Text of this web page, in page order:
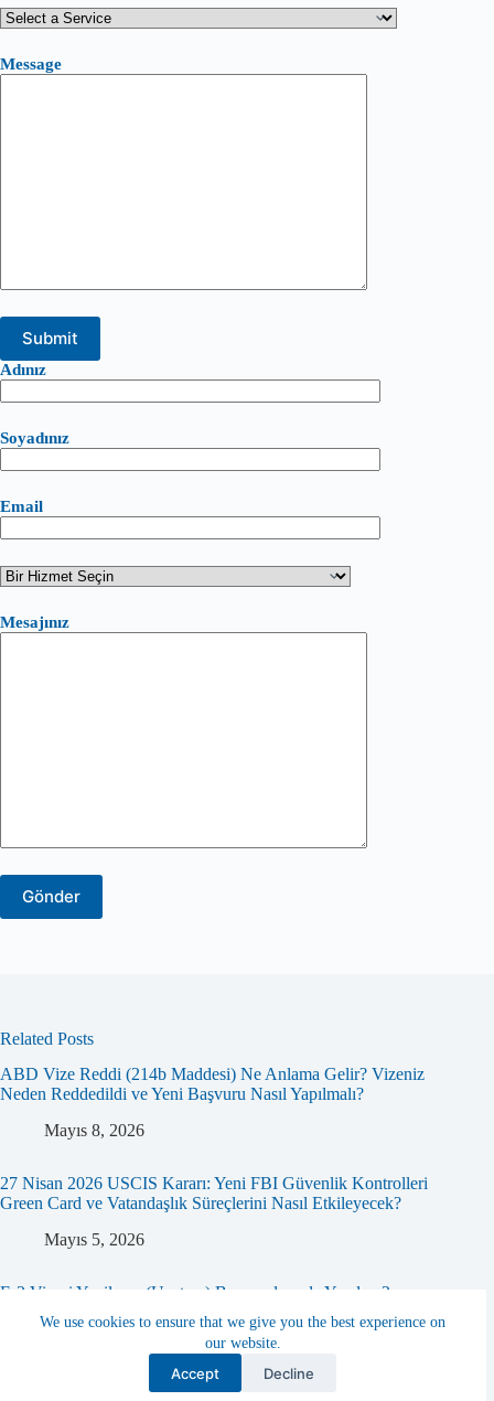
We use cookies to ensure that we give you the best experience on
our website.
Accept Decline
Message
Adınız
Soyadınız
Email
Mesajınız
Related Posts
ABD Vize Reddi (214b Maddesi) Ne Anlama Gelir? Vizeniz
Neden Reddedildi ve Yeni Başvuru Nasıl Yapılmalı?
Mayıs 8, 2026
27 Nisan 2026 USCIS Kararı: Yeni FBI Güvenlik Kontrolleri
Green Card ve Vatandaşlık Süreçlerini Nasıl Etkileyecek?
Mayıs 5, 2026
E-2 Vizesi Yenileme (Uzatma) Başvurularında Yapılan 3
Kritik Hata: Marjinallik Kuralı Nedir?